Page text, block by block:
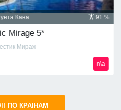
91 %
Кана
Mirage 5*
Мираж
n\a
ПО КРАIНАМ